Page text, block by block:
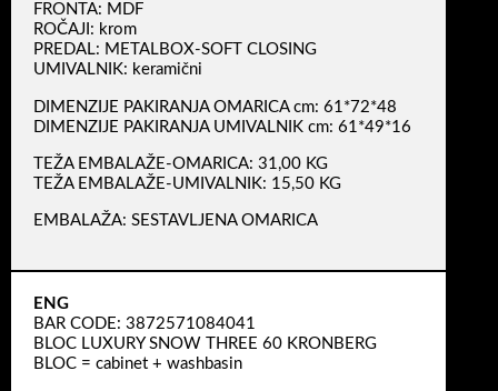
FRONTA: MDF
ROČAJI: krom
PREDAL: METALBOX-SOFT CLOSING
UMIVALNIK: keramični
DIMENZIJE PAKIRANJA OMARICA cm: 61*72*48
DIMENZIJE PAKIRANJA UMIVALNIK cm: 61*49*16
TEŽA EMBALAŽE-OMARICA: 31,00 KG
TEŽA EMBALAŽE-UMIVALNIK: 15,50 KG
EMBALAŽA: SESTAVLJENA OMARICA
ENG
BAR CODE: 3872571084041
BLOC LUXURY SNOW THREE 60 KRONBERG
BLOC = cabinet + washbasin